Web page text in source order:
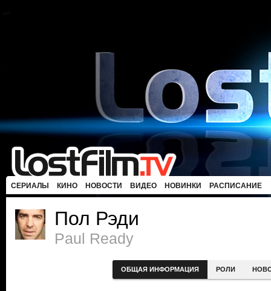
СЕРИАЛЫ КИНО НОВОСТИ ВИДЕО НОВИНКИ РАСПИСАНИЕ
Пол Рэди
Paul Ready
ОБЩАЯ ИНФОРМАЦИЯ РОЛИ